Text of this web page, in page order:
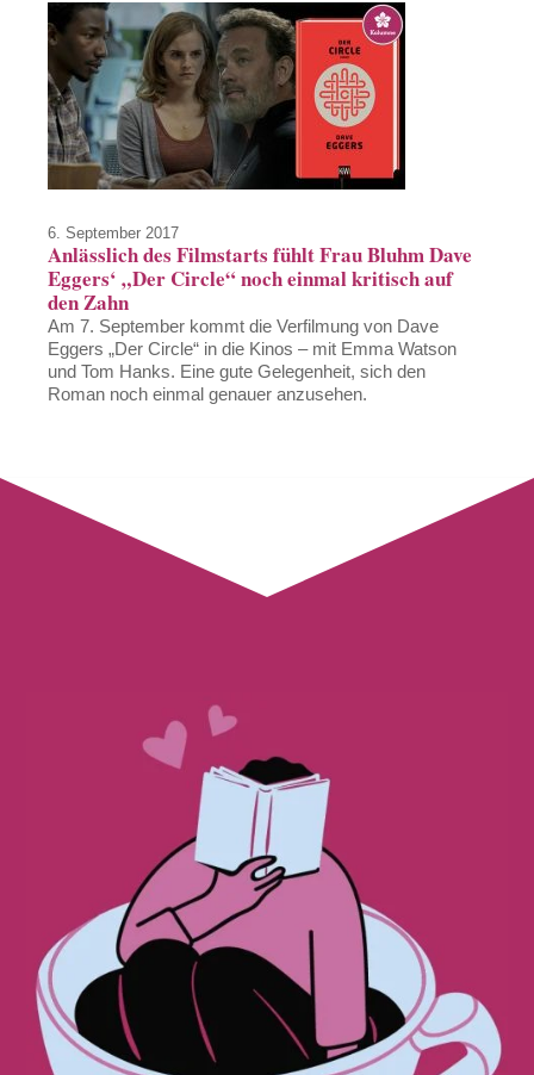
6. September 2017
Anlässlich des Filmstarts fühlt Frau Bluhm Dave
Eggers‘ „Der Circle“ noch einmal kritisch auf
den Zahn
Am 7. September kommt die Verfilmung von Dave
Eggers „Der Circle“ in die Kinos – mit Emma Watson
und Tom Hanks. Eine gute Gelegenheit, sich den
Roman noch einmal genauer anzusehen.